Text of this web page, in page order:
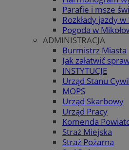
Parafie i msze
Rozkłady jazdy
Pogoda w
ADMINISTRACJA
Burmistrz Miasta
Jak załatwić
INSTYTUCJE
Urząd Stanu
MOPS
Urząd Skarbowy
Urząd Pracy
Komenda
Straż Miejska
Straż Pożarna